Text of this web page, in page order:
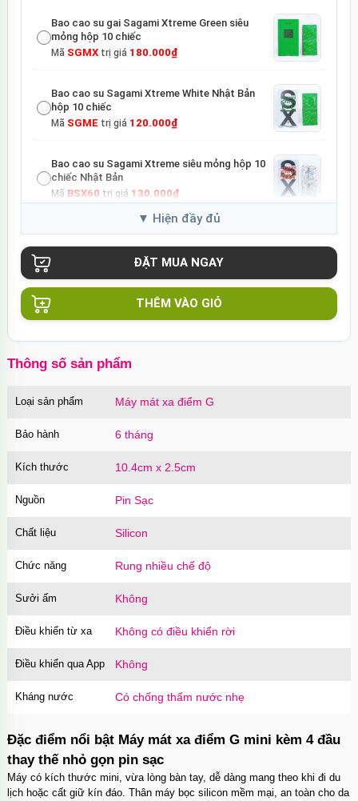
Bao cao su gai Sagami Xtreme Green siêu
mỏng hộp 10 chiếc
Mã SGMXtrị giá 180.000₫
Bao cao su Sagami Xtreme White Nhật Bản
hộp 10 chiếc
Mã SGME trị giá 120.000₫
Bao cao su Sagami Xtreme siêu mỏng hộp 10
chiếc Nhật Bản
Mã BSX60 trị giá 130.000₫
Củ sạc Hoco Mini Travel Charger 10.5W nhanh
an toàn
Mã 90.000₫
THÊM VÀO GIỎ
Thông số sản phẩm
Loại sản phẩm Máy mát xa điểm G
Bảo hành 6 tháng
Kích thước 10.4cm x 2.5cm
Nguồn Pin Sạc
Chất liệu Silicon
Chức năng Rung nhiều chế độ
Sưởi ấm Không
Điều khiển từ xa Không có điều khiển rời
Điều khiển qua App Không
Kháng nước Có chống thấm nước nhẹ
Đặc điểm nổi bật Máy mát xa điểm G mini kèm 4 đầu
thay thế nhỏ gọn pin sạc
Máy có kích thước mini, vừa lòng bàn tay, dễ dàng mang theo khi đi du
lịch hoặc cất giữ kín đáo. Thân máy bọc silicon mềm mại, an toàn cho da